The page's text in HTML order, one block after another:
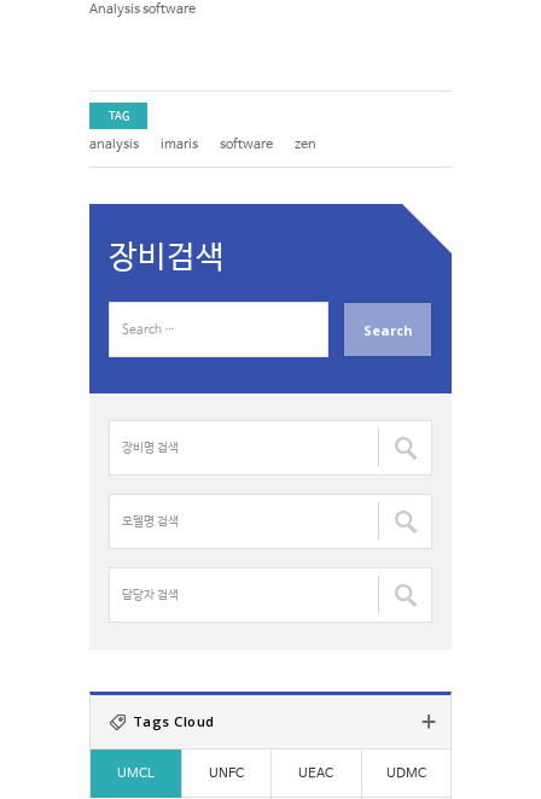
Analysis software
TAG
analysis imaris software zen
장비검색
a
명
색
:
델
명
:자
:
Tags Cloud
UMCL UNFC UEAC UDMC